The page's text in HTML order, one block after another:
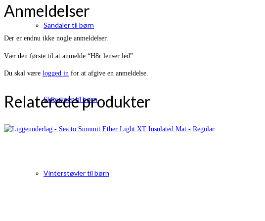
Sandaler til børn
Skibukser til børn
Vinterstøvler til børn
Anmeldelser
Der er endnu ikke nogle anmeldelser.
Vær den første til at anmelde “H8r lenser led”
Du skal være logged in for at afgive en anmeldelse.
Relaterede produkter